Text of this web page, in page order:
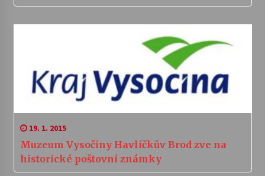
19. 1. 2015
Muzeum Vysočiny Havlíčkův Brod zve na
historické poštovní známky